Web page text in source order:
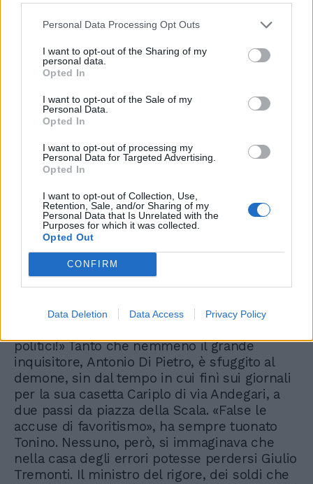
Personal Data Processing Opt Outs
I want to opt-out of the Sharing of my
personal data.
Opted In
I want to opt-out of the Sale of my
Personal Data.
Opted In
I want to opt-out of processing my
Personal Data for Targeted Advertising.
Opted In
I want to opt-out of Collection, Use,
Retention, Sale, and/or Sharing of my
Personal Data that Is Unrelated with the
Purposes for which it was collected.
Opted Out
CONFIRM
Data Deletion Data Access Privacy Policy